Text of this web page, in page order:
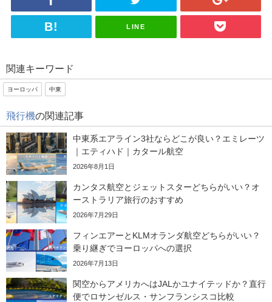
LINE
関連キーワード
ヨーロッパ 中東
飛行機の関連記事
中東系エアライン3社ならどこが良い？エミレーツ
｜エティハド｜カタール航空
2026年8月1日
カンタス航空とジェットスターどちらがいい？オ
ーストラリア旅行のおすすめ
2026年7月29日
フィンエアーとKLMオランダ航空どちらがいい？
乗り継ぎでヨーロッパへの選択
2026年7月13日
関空からアメリカへはJALかユナイテッドか？直行
便でロサンゼルス・サンフランシスコ比較